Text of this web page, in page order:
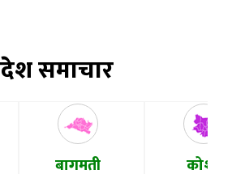
समाचार
बागमती कोशी